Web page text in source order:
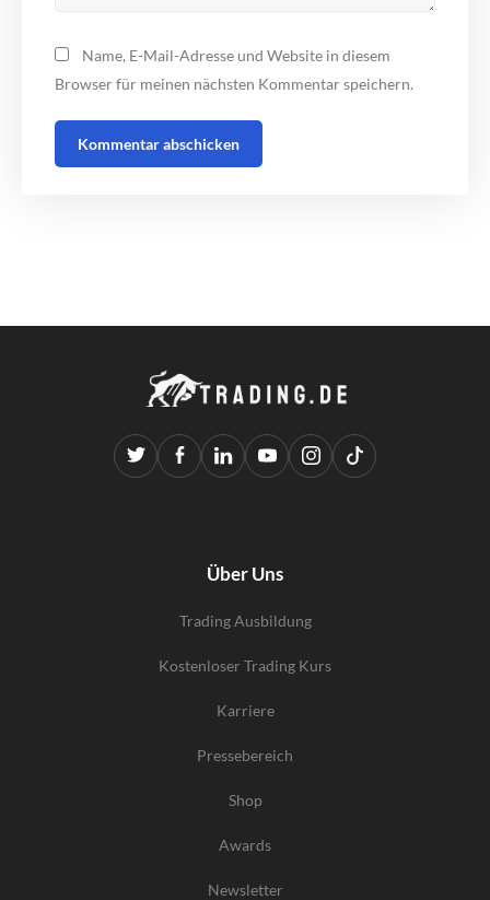
Name, E-Mail-Adresse und Website in diesem
Browser für meinen nächsten Kommentar speichern.
Über Uns
Trading Ausbildung
Kostenloser Trading Kurs
Karriere
Pressebereich
Shop
Awards
Newsletter